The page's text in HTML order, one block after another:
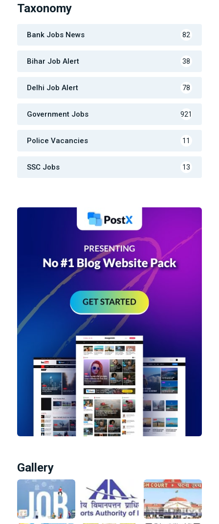
Taxonomy
Bank Jobs News 82
Bihar Job Alert 38
Delhi Job Alert 78
Government Jobs 921
Police Vacancies 11
SSC Jobs 13
Gallery